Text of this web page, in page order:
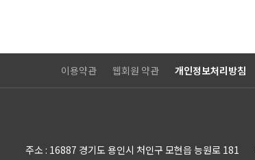
이용약관 웹회원 약관 개인정보처리방침
주소 : 16887 경기도 용인시 처인구 모현읍 능원로 181